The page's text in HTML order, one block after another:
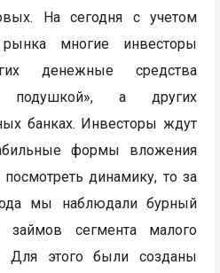
На сегодня с учетом
многие инвесторы
денежные средства
а других
банках. Инвесторы ждут
формы вложения
динамику, то за
мы наблюдали бурный
займов сегмента малого
Для этого были созданы